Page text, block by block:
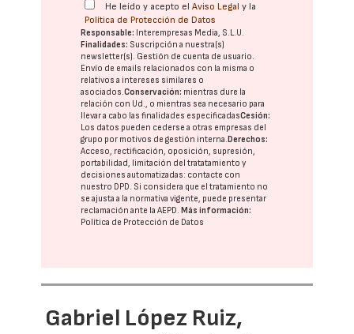
He leído y acepto elAviso Legal y la
Política de Protección de Datos
Responsable: Interempresas Media, S.L.U.
Finalidades: Suscripción a nuestra(s)
newsletter(s). Gestión de cuenta de usuario.
Envío de emails relacionados con la misma o
relativos a intereses similares o
asociados.Conservación: mientras dure la
relación con Ud., o mientras sea necesario para
llevar a cabo las finalidades especificadasCesión:
Los datos pueden cederse a otras empresas del
grupo por motivos de gestión interna. Derechos:
Acceso, rectificación, oposición, supresión,
portabilidad, limitación del tratatamiento y
decisiones automatizadas: contacte con
nuestro DPD. Si considera que el tratamiento no
se ajusta a la normativa vigente, puede presentar
reclamación ante laAEPD. Más información:
Política de Protección de Datos
Gabriel López Ruiz,